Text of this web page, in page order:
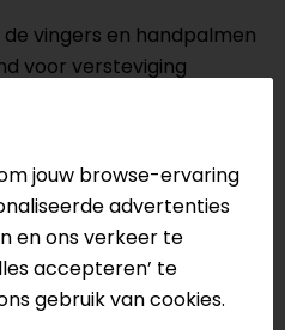
vingers en handpalmen
voor versteviging
met geïntegreerd
de vingers en biezen op
jouw browse-ervaring
advertenties
en ons verkeer te
accepteren’ te
gebruik van cookies.